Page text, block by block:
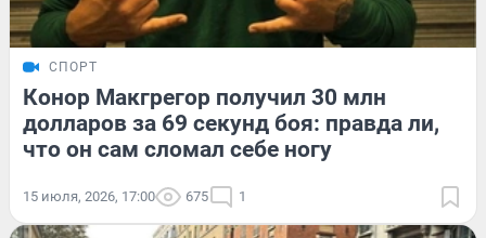
СПОРТ
Конор Макгрегор получил 30 млн
долларов за 69 секунд боя: правда ли,
что он сам сломал себе ногу
15 июля, 2026, 17:00 675 1